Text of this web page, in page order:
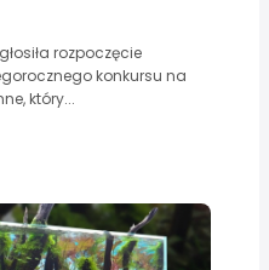
rozpoczęcie
konkursu na
który...